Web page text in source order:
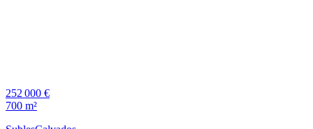
252 000 €
700 m²